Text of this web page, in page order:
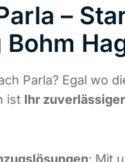
–
Parla? Egal wo
ist Ihr
: Mit